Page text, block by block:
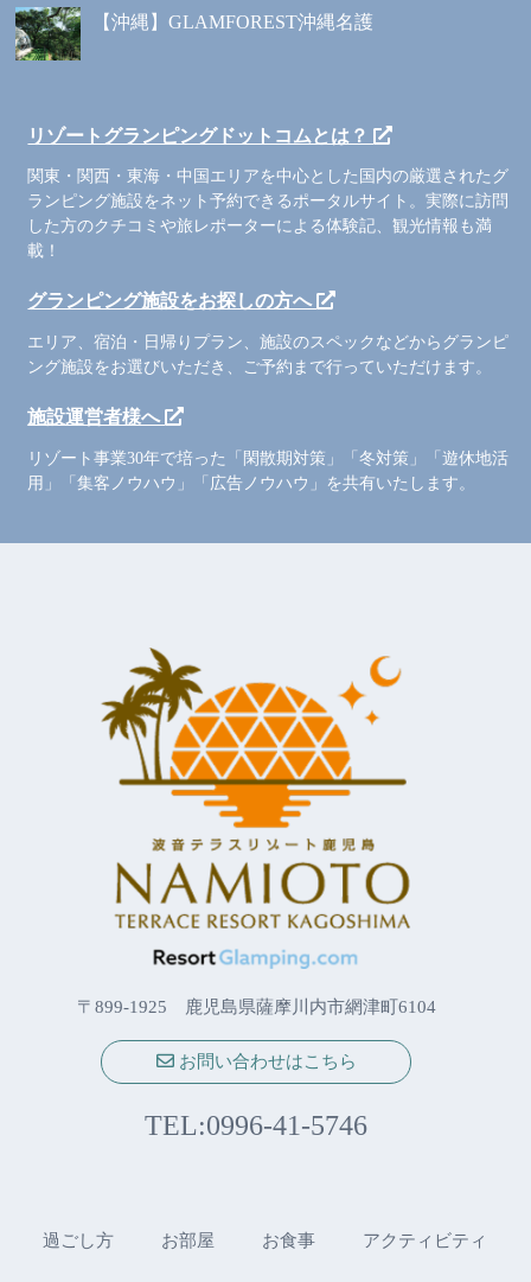
【沖縄】GLAMFOREST沖縄名護
リゾートグランピングドットコムとは？
関東・関西・東海・中国エリアを中心とした国内の厳選されたグ
ランピング施設をネット予約できるポータルサイト。実際に訪問
した方のクチコミや旅レポーターによる体験記、観光情報も満
載！
グランピング施設をお探しの方へ
エリア、宿泊・日帰りプラン、施設のスペックなどからグランピ
ング施設をお選びいただき、ご予約まで行っていただけます。
施設運営者様へ
リゾート事業30年で培った「閑散期対策」「冬対策」「遊休地活
用」「集客ノウハウ」「広告ノウハウ」を共有いたします。
〒899-1925 鹿児島県薩摩川内市網津町6104
お問い合わせはこちら
TEL:0996-41-5746
過ごし方 お部屋 お食事 アクティビティ